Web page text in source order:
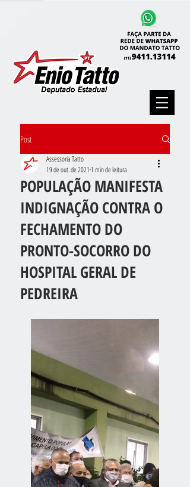
Post
POPULAÇÃO MANIFESTA
INDIGNAÇÃO CONTRA O
FECHAMENTO DO
PRONTO-SOCORRO DO
HOSPITAL GERAL DE
PEDREIRA
Assessoria Tatto
19 de out. de 2021 1 min de leitura